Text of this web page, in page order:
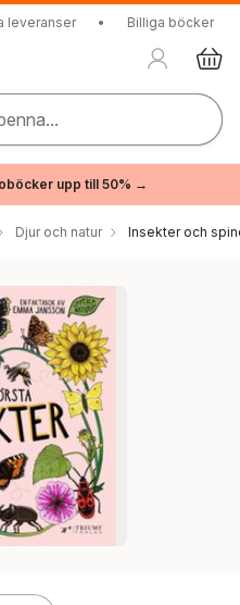
leveranser • Billiga böcker
upp till 50% →
Djur och natur Insekter och